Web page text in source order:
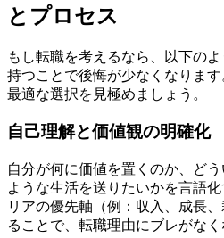
とプロセス
もし転職を考えるなら、以下の
持つことで後悔が少なくなりま
最適な選択を見極めましょう。
自己理解と価値観の明確化
自分が何に価値を置くのか、ど
ような生活を送りたいかを言語
リアの優先軸（例：収入、成長
ることで、転職理由にブレがなく